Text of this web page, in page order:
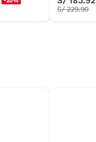
S/ 229.90